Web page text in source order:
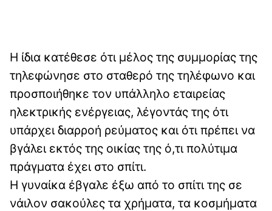
Η ίδια κατέθεσε ότι μέλος της συμμορίας της
τηλεφώνησε στο σταθερό της τηλέφωνο και
προσποιήθηκε τον υπάλληλο εταιρείας
ηλεκτρικής ενέργειας, λέγοντάς της ότι
υπάρχει διαρροή ρεύματος και ότι πρέπει να
βγάλει εκτός της οικίας της ό,τι πολύτιμα
πράγματα έχει στο σπίτι.
Η γυναίκα έβγαλε έξω από το σπίτι της σε
νάιλον σακούλες τα χρήματα, τα κοσμήματα